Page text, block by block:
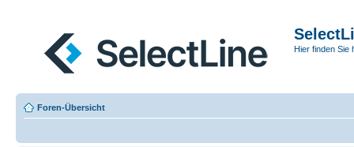
Hier finden Sie
Foren-Übersicht